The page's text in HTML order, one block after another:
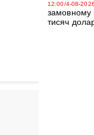
12:00/4-08-2026
замовному
тисяч